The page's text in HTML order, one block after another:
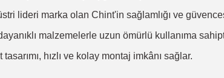
lideri marka olan Chint'in sağlamlığı ve
malzemelerle uzun ömürlü kullanıma
hızlı ve kolay montaj imkânı sağlar.